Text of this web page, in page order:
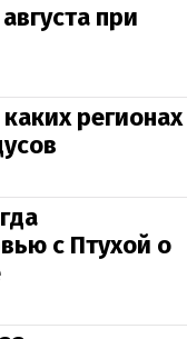
при
регионах
с Птухой о